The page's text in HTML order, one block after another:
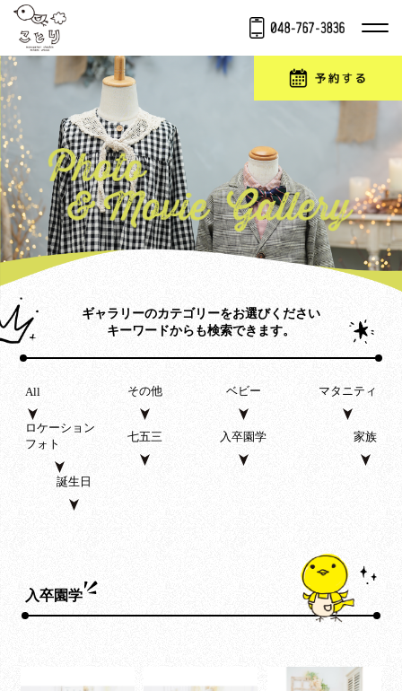
ギャラリーのカテゴリーをお選びください
キーワードからも検索できます。
All その他 ベビー マタニティ
ロケーション
フォト
七五三 入卒園学 家族
誕生日
入卒園学